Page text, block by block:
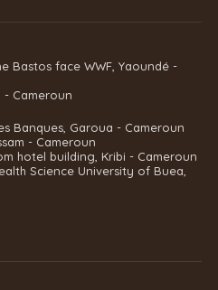
Bastos face WWF, Yaoundé -
- Cameroun
Banques, Garoua - Cameroun
- Cameroun
hotel building, Kribi - Cameroun
Science University of Buea,